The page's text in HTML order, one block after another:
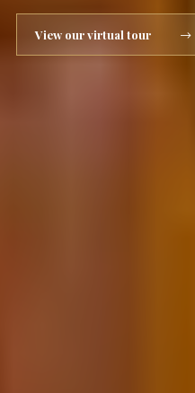
View our virtual tour